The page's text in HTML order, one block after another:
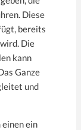
Diese
bereits
Die
kann
Ganze
und
ein